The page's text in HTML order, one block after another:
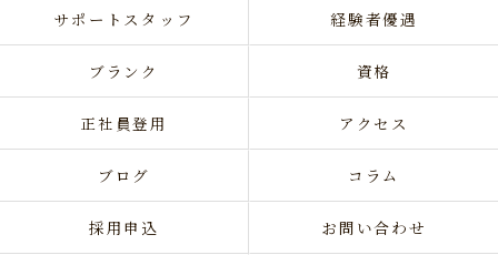
サポートスタッフ 経験者優遇
ブランク 資格
正社員登用 アクセス
ブログ コラム
採用申込 お問い合わせ